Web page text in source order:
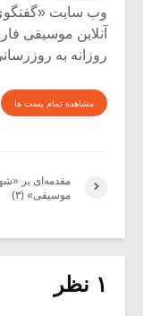
وب سایت
آنلاین
روزانه به
مشاهده تمام پست ها
مقدمه‌ای بر
موسیقی» (۳)
۱ نظر